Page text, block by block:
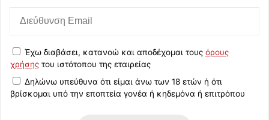
Έχω διαβάσει, κατανοώ και αποδέχομαι τους όρους
χρήσης του ιστότοπου της εταιρείας
Δηλώνω υπεύθυνα ότι είμαι άνω των 18 ετών ή ότι
βρίσκομαι υπό την εποπτεία γονέα ή κηδεμόνα ή επιτρόπου